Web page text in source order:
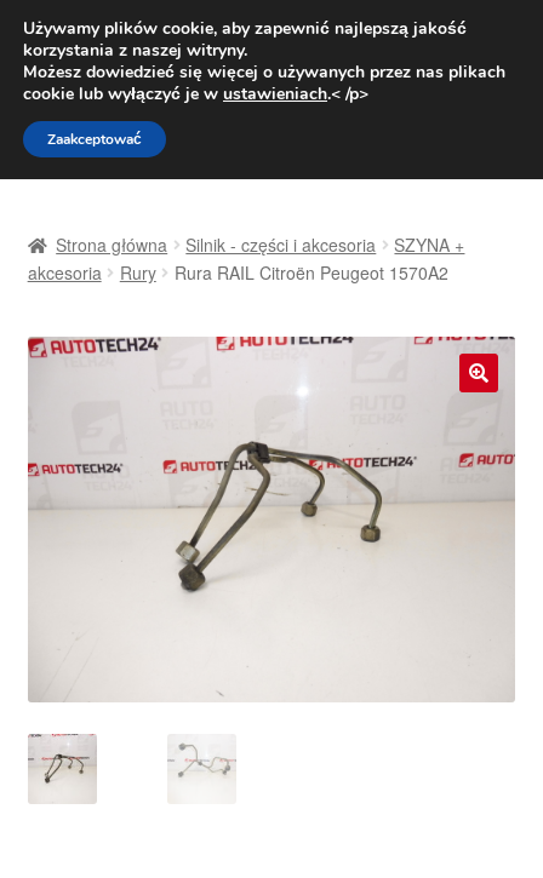
DOSTAWA od 31 zł
Pn.-pt. 9:00-16:00800 003 167
Przejdź
do
nawigacji
Przejdź
do
treści
Dostawa
Moje konto
Skarga
Strona główna Silnik - części i akcesoria
SZYNA +
akcesoria
Rury Rura RAIL Citroën Peugeot 1570A2
Używamy plików cookie, aby zapewnić najlepszą jakość
korzystania z naszej witryny.
Możesz dowiedzieć się więcej o używanych przez nas plikach
cookie lub wyłączyć je w ustawieniach.< /p>
Zaakceptować